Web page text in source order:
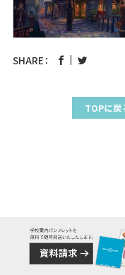
SHARE：
TOPに戻